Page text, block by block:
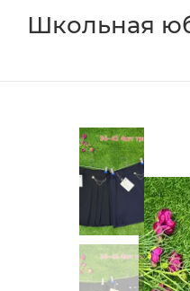
Школьная